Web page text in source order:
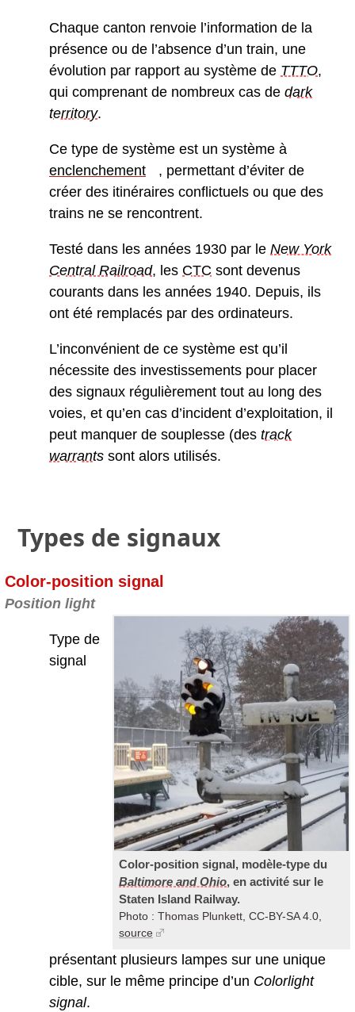
Chaque canton renvoie l’information de la
présence ou de l’absence d’un train, une
évolution par rapport au système de TTTO,
qui comprenant de nombreux cas de dark
territory.
Ce type de système est un système à
enclenchement
, permettant d’éviter de
créer des itinéraires conflictuels ou que des
trains ne se rencontrent.
Testé dans les années 1930 par le New York
Central Railroad, les CTC sont devenus
courants dans les années 1940. Depuis, ils
ont été remplacés par des ordinateurs.
L’inconvénient de ce système est qu’il
nécessite des investissements pour placer
des signaux régulièrement tout au long des
voies, et qu’en cas d’incident d’exploitation, il
peut manquer de souplesse (des track
warrants sont alors utilisés.
Types de signaux
Color-position signal
Position light
Color-position signal, modèle-type du
Baltimore and Ohio, en activité sur le
Staten Island Railway.
Photo : Thomas Plunkett, CC-BY-SA 4.0,
source
Type de
signal
présentant plusieurs lampes sur une unique
cible, sur le même principe d’un Colorlight
signal.